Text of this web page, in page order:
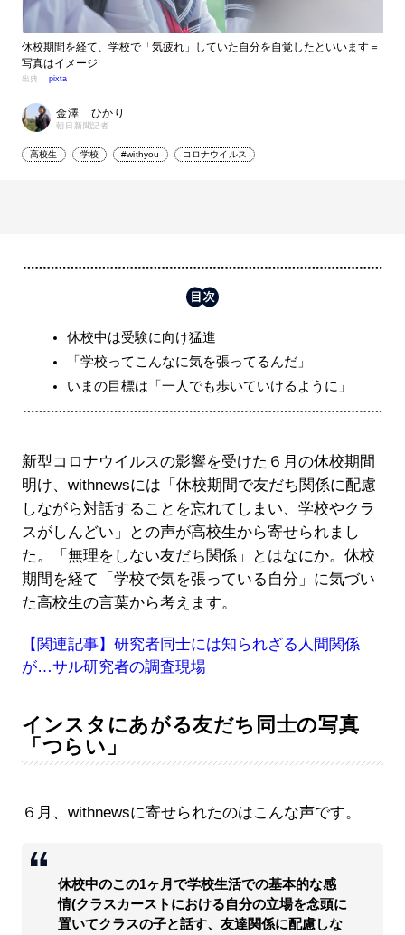
休校期間を経て、学校で「気疲れ」していた自分を自覚したといいます＝
写真はイメージ
出典： pixta
金澤 ひかり
朝日新聞記者
高校生 学校 #withyou コロナウイルス
休校中は受験に向け猛進
「学校ってこんなに気を張ってるんだ」
いまの目標は「一人でも歩いていけるように」
新型コロナウイルスの影響を受けた６月の休校期間
明け、withnewsには「休校期間で友だち関係に配慮
しながら対話することを忘れてしまい、学校やクラ
スがしんどい」との声が高校生から寄せられまし
た。「無理をしない友だち関係」とはなにか。休校
期間を経て「学校で気を張っている自分」に気づい
た高校生の言葉から考えます。
【関連記事】研究者同士には知られざる人間関係
が…サル研究者の調査現場
インスタにあがる友だち同士の写真
「つらい」
６月、withnewsに寄せられたのはこんな声です。
休校中のこの1ヶ月で学校生活での基本的な感
情(クラスカーストにおける自分の立場を念頭に
置いてクラスの子と話す、友達関係に配慮しな